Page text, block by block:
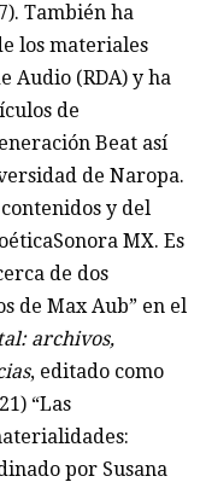
También ha
los materiales
Audio (RDA) y ha
de
Beat así
de Naropa.
y del
MX. Es
de dos
de Max Aub” en el
archivos,
, editado como
“Las
por Susana